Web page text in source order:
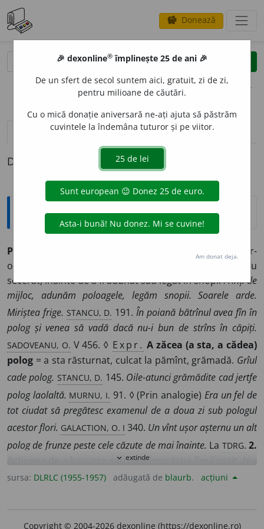
savings Donează
clear
opțiuni
definiții (1)
Definiția cu ID-ul 932644:
Explicative DEX
POL
Cantitate de iarbă cosită dintr-
o singură mișcare de coasă; mănunchi de fîn sau de grîu
secerat, înainte de a fi adunat sau legat în snopi.Frînți de
mijloc, adunăm poloagele, legăm snopii. Soarele arde.
Miriștea frige. STANCU, D. 191.În poiană bătrînul avea fîn în
polog și venea să vadă dacă nu-i bun de strîns în căpiți.
SADOVEANU, O. V 456. ◊ Expr. A zăcea (a sta, a cădea)
polog = a sta răsturnat, culcat la pămînt, grămadă. Grîul
cade polog. STANCU, D. 145. Oile-atunci grămădite cad jertfe
polog laolaltă. MURNU, I. 91. ◊ (Prin analogie) Era un fel de
tot ciudat să pregătesc examenul de a doua zi sub pologul
acestor flori. GALACTION, O. I 340. Un vînt ușor așternu un alt
polog de frunze peste cele căzute de mai înainte. La TDRG.2.
Acțiunea de a întoarce sau de a împrăștia finul cosit.
avut vreme să coasă, că a fost la polog. SEVASTOS, N.
vara, mai ales pe timpul pologului. ȘEZ.v 129.3.Iarbă de
coasă, bună de cosit. Înălțimile albastre păreau că se
expand_more extinde
sursa: DLRLC (1955-1957) adăugată de blaurb. acțiuni
Copyright © 2004-2026 dexonline (https://dexonline.ro)
🎉 dexonline® împlinește 25 de ani 🎉
De un sfert de secol suntem aici, gratuit, zi de zi,
pentru milioane de căutări.
Cu o mică donație aniversară ne-ați ajuta să păstrăm
cuvintele la îndemâna tuturor și pe viitor.
Am donat deja.